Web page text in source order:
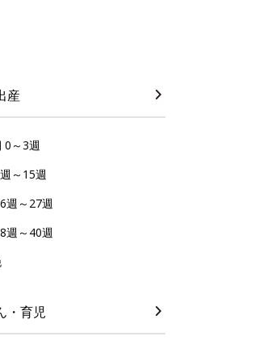
後5カ月での右目摘出
がん剤治療。義眼は7
から始まった義眼と
細胞腫】
産
0～3週
～15週
週～27週
週～40週
・育児